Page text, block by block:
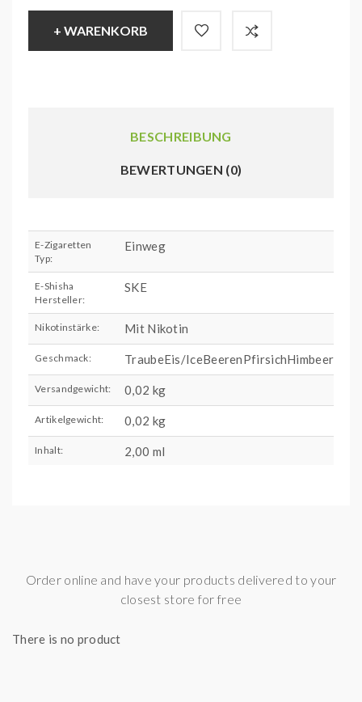
+ WARENKORB
BESCHREIBUNG
BEWERTUNGEN (0)
E-Zigaretten
Typ:
Einweg
E-Shisha
Hersteller:
SKE
Nikotinstärke: Mit Nikotin
Geschmack: TraubeEis/IceBeerenPfirsichHimbeere
Versandgewicht: 0,02 kg
Artikelgewicht: 0,02 kg
Inhalt: 2,00 ml
Order online and have your products delivered to your
closest store for free
There is no product